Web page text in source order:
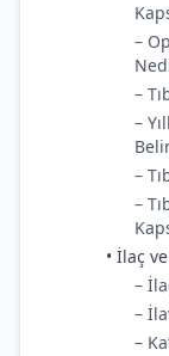
–
–
–
–
–
• İlaç
–
–
–